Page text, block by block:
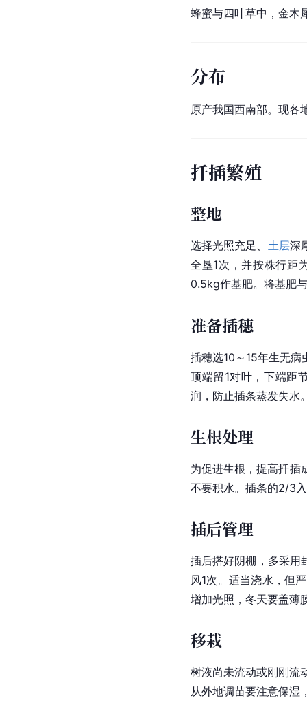
蜂蜜与四叶草中，金木
分布
原产我国西南部。现各
扦插繁殖
整地
选择光照充足、 土层深
全垦1次，并按株行距
0.5kg作基肥。将基肥
准备插穗
插穗选10～15年生无
顶端留1对叶，下端距
润，防止插条蒸发失水
生根处理
为促进生根，提高扦
不要积水。插条的2/3
插后管理
插后搭好阴棚，多采
风1次。适当浇水，但
增加光照，冬天要盖薄
移栽
树液尚未流动或刚刚流
从外地调苗要注意保湿